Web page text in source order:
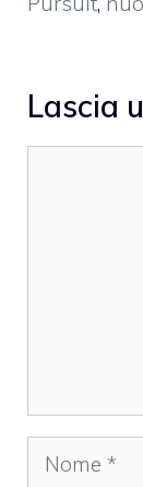
Lascia
Nome